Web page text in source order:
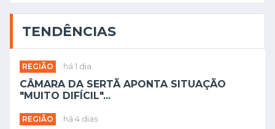
TENDÊNCIAS
REGIÃO há 1 dia
CÂMARA DA SERTÃ APONTA SITUAÇÃO
"MUITO DIFÍCIL"...
REGIÃO há 4 dias